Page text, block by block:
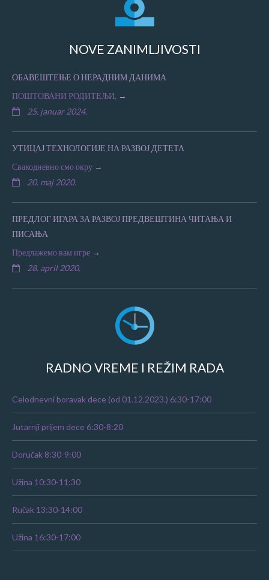
NOVE ZANIMLJIVOSTI
ОБАВЕШТЕЊЕ О НЕРАДНИМ ДАНИМА
ПОШТОВАНИ РОДИТЕЉИ,
25. januar 2024.
УТИЦАЈ ТЕХНОЛОГИЈЕ НА РАЗВОЈ ДЕТЕТА
Свакодневно смо окру
20. maj 2020.
ПРЕДЛОГ ИГАРА ЗА РАЗВОЈ ПРЕДВЕШТИНА ЧИТАЊА И
ПИСАЊА
Предлажемо вам игре
28. april 2020.
RADNO VREME I REŽIM RADA
Celodnevni boravak dece (od 01.12.2023.) 6:30-17:00
Jutarnji prijem dece 6:30-8:20
Doručak 8:30-9:00
Užina 10:30-11:30
Ručak 13:30-14:00
Užina 16:30-17:00